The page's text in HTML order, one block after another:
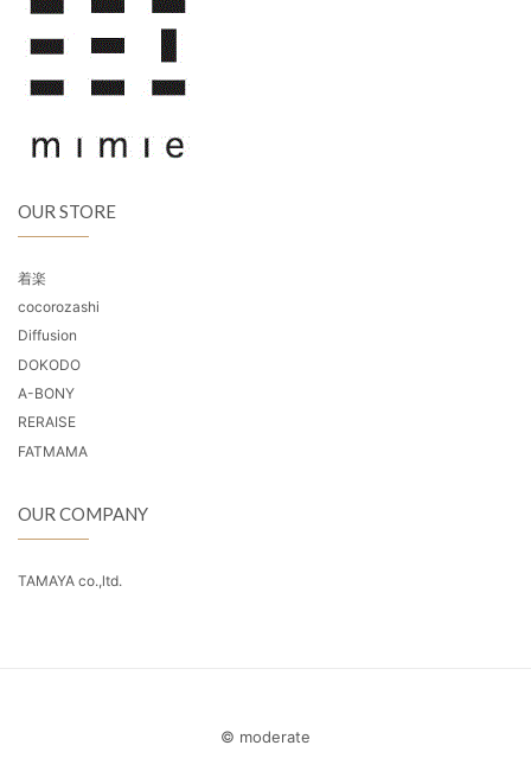
OUR STORE
着楽
cocorozashi
Diffusion
DOKODO
A-BONY
RERAISE
FATMAMA
OUR COMPANY
TAMAYA co.,ltd.
© moderate